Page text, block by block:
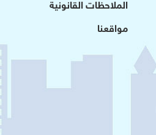
الملاحظات القانونية
مواقعنا